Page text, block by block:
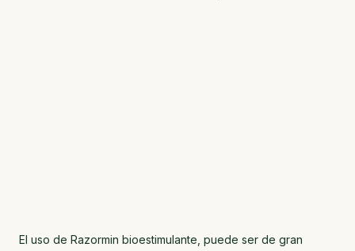
El uso de Razormin bioestimulante, puede ser de gran